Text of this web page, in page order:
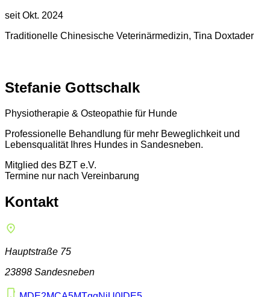
seit Okt. 2024
Traditionelle Chinesische Veterinärmedizin, Tina Doxtader
Stefanie Gottschalk
Physiotherapie & Osteopathie für Hunde
Professionelle Behandlung für mehr Beweglichkeit und
Lebensqualität Ihres Hundes in Sandesneben.
Mitglied des BZT e.V.
Termine nur nach Vereinbarung
Kontakt
Hauptstraße 75
23898 Sandesneben